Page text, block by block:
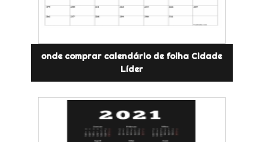
onde comprar calendário de folha Cidade
Líder